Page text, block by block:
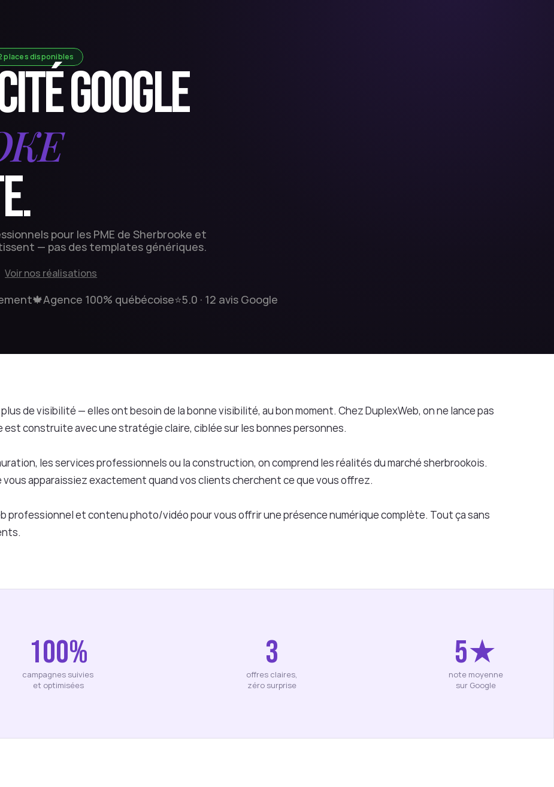
places disponibles
GOOGLE
pour les PME de Sherbrooke et
— pas des templates génériques.
Voir nos réalisations
🍁Agence 100% québécoise⭐5.0 · 12 avis Google
de visibilité — elles ont besoin de la bonne visibilité, au bon moment. Chez DuplexWeb, on ne lance pas
est construite avec une stratégie claire, ciblée sur les bonnes personnes.
les services professionnels ou la construction, on comprend les réalités du marché sherbrookois.
vous apparaissiez exactement quand vos clients cherchent ce que vous offrez.
professionnel et contenu photo/vidéo pour vous offrir une présence numérique complète. Tout ça sans
100%
campagnes suivies
et optimisées
3
offres claires,
zéro surprise
5★
note moyenne
sur Google